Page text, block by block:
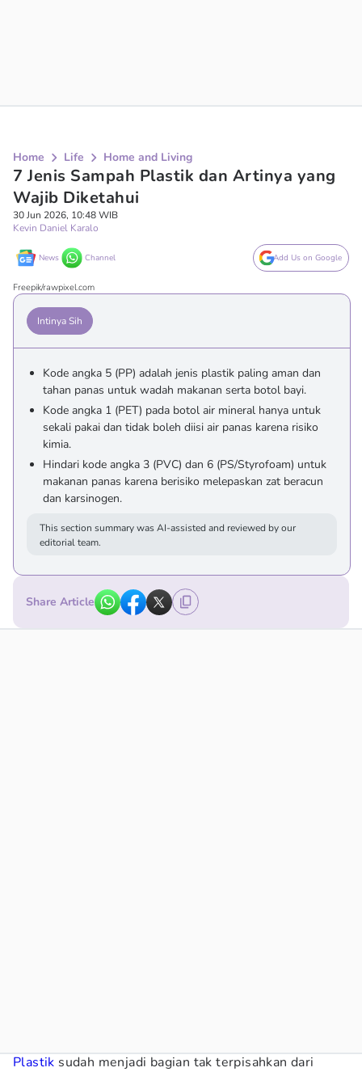
Home Life Home and Living
7 Jenis Sampah Plastik dan Artinya yang
Wajib Diketahui
30 Jun 2026, 10:48 WIB
Kevin Daniel Karalo
News Channel Add Us on Google
Freepik/rawpixel.com
Intinya Sih
Kode angka 5 (PP) adalah jenis plastik paling aman dan
tahan panas untuk wadah makanan serta botol bayi.
Kode angka 1 (PET) pada botol air mineral hanya untuk
sekali pakai dan tidak boleh diisi air panas karena risiko
kimia.
Hindari kode angka 3 (PVC) dan 6 (PS/Styrofoam) untuk
makanan panas karena berisiko melepaskan zat beracun
dan karsinogen.
This section summary was AI-assisted and reviewed by our
editorial team.
Share Article
Plastik sudah menjadi bagian tak terpisahkan dari